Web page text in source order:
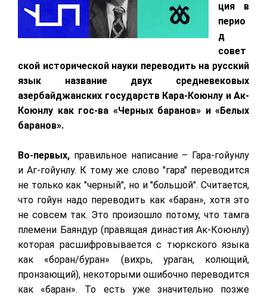
ция в
перио
д
совет
ской исторической науки переводить на русский
язык название двух средневековых
азербайджанских государств Кара-Коюнлу и Ак-
Коюнлу как гос-ва «Черных баранов» и «Белых
баранов».
Во-первых, правильное написание – Гара-гойунлу
и Аг-гойунлу. К тому же слово "гара" переводится
не только как "черный", но и "большой". Считается,
что гойун надо переводить как «баран», хотя это
не совсем так. Это произошло потому, что тамга
племени Баяндур (правящая династия Ак-Коюнлу)
которая расшифровывается с тюркского языка
как «боран/буран» (вихрь, ураган, колющий,
пронзающий), некоторыми ошибочно переводится
как «баран». То есть уже значительно позже